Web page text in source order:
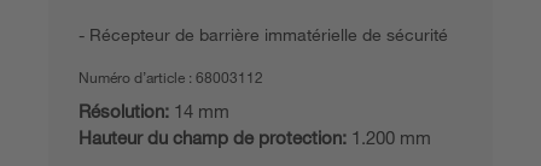
Récepteur de barrière immatérielle de sécurité
Numéro d’article : 68003112
Résolution: 14 mm
Hauteur du champ de protection: 1.200 mm